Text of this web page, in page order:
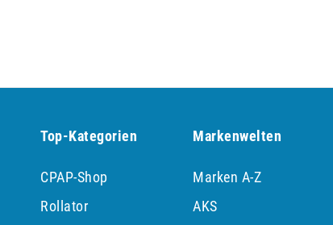
Top-Kategorien
CPAP-Shop
Rollator
Markenwelten
Marken A-Z
AKS